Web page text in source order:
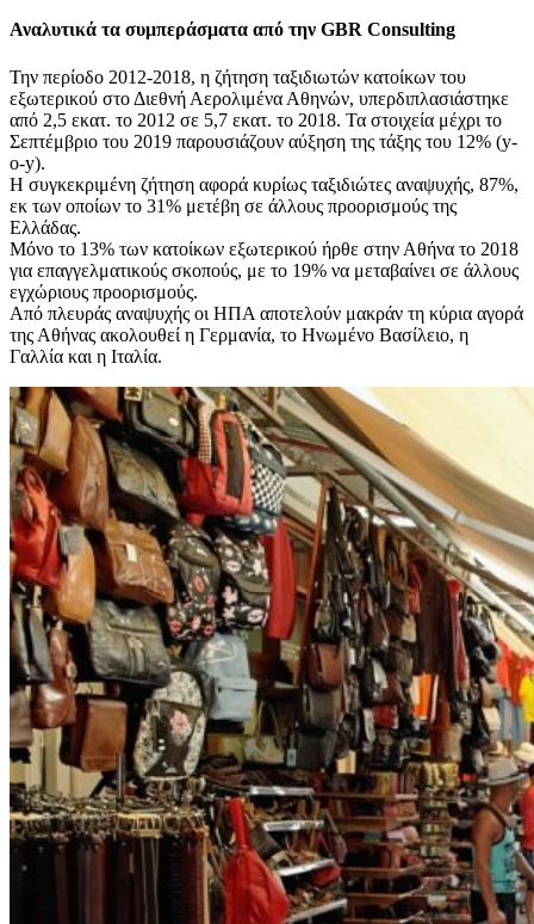
Αναλυτικά τα συμπεράσματα από την GBR Consulting
Την περίοδο 2012-2018, η ζήτηση ταξιδιωτών κατοίκων του
εξωτερικού στο Διεθνή Αερολιμένα Αθηνών, υπερδιπλασιάστηκε
από 2,5 εκατ. το 2012 σε 5,7 εκατ. το 2018. Τα στοιχεία μέχρι το
Σεπτέμβριο του 2019 παρουσιάζουν αύξηση της τάξης του 12% (y-
o-y).
Η συγκεκριμένη ζήτηση αφορά κυρίως ταξιδιώτες αναψυχής, 87%,
εκ των οποίων το 31% μετέβη σε άλλους προορισμούς της
Ελλάδας.
Μόνο το 13% των κατοίκων εξωτερικού ήρθε στην Αθήνα το 2018
για επαγγελματικούς σκοπούς, με το 19% να μεταβαίνει σε άλλους
εγχώριους προορισμούς.
Από πλευράς αναψυχής οι ΗΠΑ αποτελούν μακράν τη κύρια αγορά
της Αθήνας ακολουθεί η Γερμανία, το Ηνωμένο Βασίλειο, η
Γαλλία και η Ιταλία.